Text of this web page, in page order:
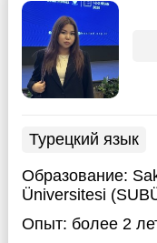
Турецкий язык
Образование:
Üniversitesi
Опыт: более 2